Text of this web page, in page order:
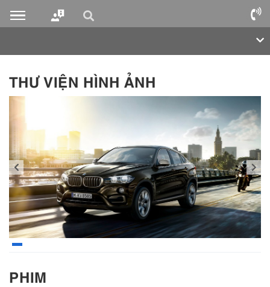
THƯ VIỆN HÌNH ẢNH
PHIM